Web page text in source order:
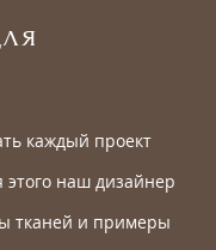
каждый проект
наш дизайнер
тканей и примеры